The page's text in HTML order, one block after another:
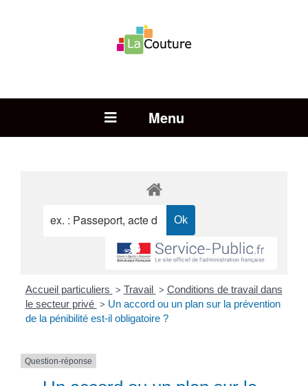
Open Menu
Accueil particuliers > Travail > Conditions de travail dans
le secteur privé > Un accord ou un plan sur la prévention
de la pénibilité est-il obligatoire ?
Question-réponse